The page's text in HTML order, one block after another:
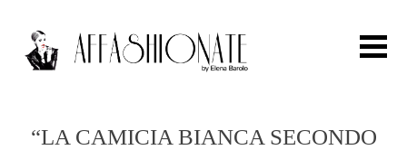
“LA CAMICIA BIANCA SECONDO